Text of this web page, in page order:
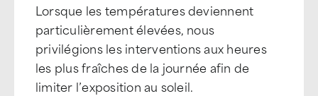
Lorsque les températures deviennent
particulièrement élevées, nous
privilégions les interventions aux heures
les plus fraîches de la journée afin de
limiter l’exposition au soleil.